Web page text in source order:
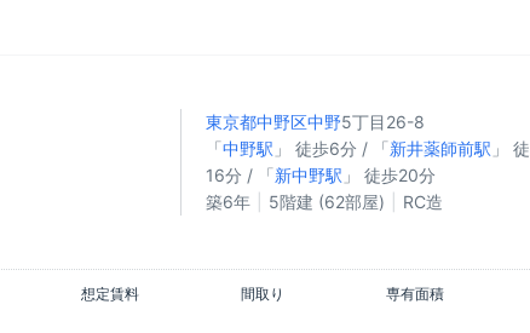
東京都中野区中野5丁目26-8
「中野駅 」 徒歩6分 / 「新井薬師前駅 」
16分 / 「新中野駅 」 徒歩20分
築6年
5階建 (62部屋) RC造
想定賃料 間取り
専有面積